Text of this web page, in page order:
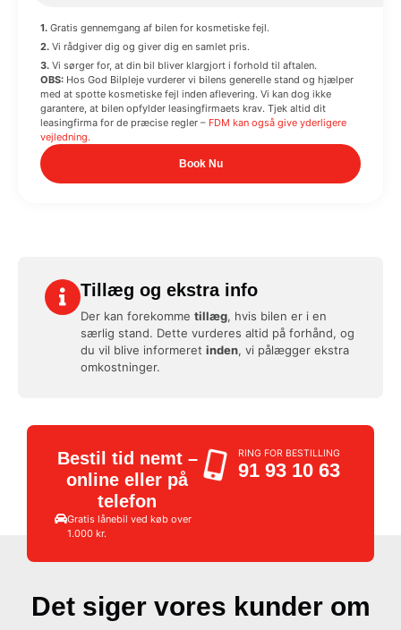
1. Gratis gennemgang af bilen for kosmetiske fejl.
2. Vi rådgiver dig og giver dig en samlet pris.
3. Vi sørger for, at din bil bliver klargjort i forhold til aftalen.
OBS: Hos God Bilpleje vurderer vi bilens generelle stand og hjælper
med at spotte kosmetiske fejl inden aflevering. Vi kan dog ikke
garantere, at bilen opfylder leasingfirmaets krav. Tjek altid dit
leasingfirma for de præcise regler – FDM kan også give yderligere
vejledning.
Book Nu
Tillæg og ekstra info
Der kan forekomme tillæg, hvis bilen er i en
særlig stand. Dette vurderes altid på forhånd, og
du vil blive informeret inden, vi pålægger ekstra
omkostninger.
Bestil tid nemt –
online eller på
telefon
Gratis lånebil ved køb over
1.000 kr.
RING FOR BESTILLING
91 93 10 63
Det siger vores kunder om